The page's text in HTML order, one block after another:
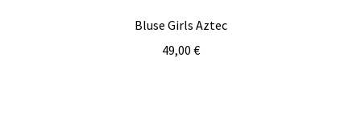
Bluse Girls Aztec
49,00 €